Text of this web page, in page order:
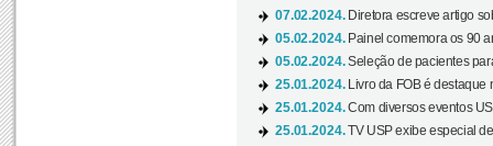
07.02.2024. Diretora escreve artigo
05.02.2024. Painel comemora os 90
05.02.2024.Seleção de pacientes
25.01.2024.
Livro da FOB é destaque
25.01.2024.Com diversos eventos
25.01.2024.TV USP exibe especial